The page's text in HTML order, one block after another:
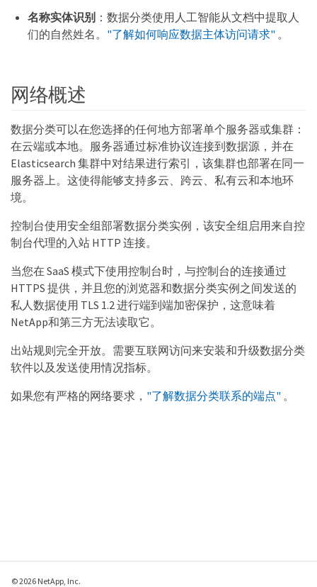
名称实体识别：数据分类使用人工智能从文档中提取人
们的自然姓名。 "了解如何响应数据主体访问请求" 。
网络概述
数据分类可以在您选择的任何地方部署单个服务器或集群：
在云端或本地。服务器通过标准协议连接到数据源，并在
Elasticsearch 集群中对结果进行索引，该集群也部署在同一
服务器上。这使得能够支持多云、跨云、私有云和本地环
境。
控制台使用安全组部署数据分类实例，该安全组启用来自控
制台代理的入站 HTTP 连接。
当您在 SaaS 模式下使用控制台时，与控制台的连接通过
HTTPS 提供，并且您的浏览器和数据分类实例之间发送的
私人数据使用 TLS 1.2 进行端到端加密保护，这意味着
NetApp和第三方无法读取它。
出站规则完全开放。需要互联网访问来安装和升级数据分类
软件以及发送使用情况指标。
如果您有严格的网络要求， "了解数据分类联系的端点" 。
© 2026 NetApp, Inc.